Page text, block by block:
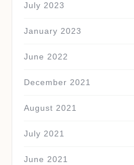
July 2023
January 2023
June 2022
December 2021
August 2021
July 2021
June 2021